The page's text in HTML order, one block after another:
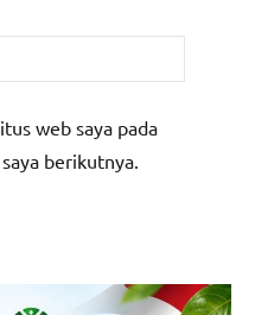
web saya pada
berikutnya.